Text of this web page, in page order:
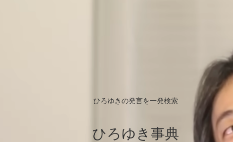
ひろゆきの発言を一発検索
ひろゆき事典